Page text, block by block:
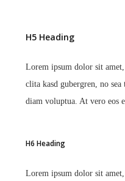
H5 Heading
Lorem ipsum dolor sit
clita kasd gubergren, no
diam voluptua. At vero eos
H6 Heading
Lorem ipsum dolor sit